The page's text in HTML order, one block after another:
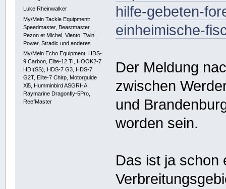
Luke Rheinwalker
My/Mein Tackle Equipment:
Speedmaster, Beastmaster,
Pezon et Michel, Viento, Twin
Power, Stradic und anderes.
My/Mein Echo Equipment: HDS-
9 Carbon, Elite-12 TI, HOOK2-7
HDI(SS), HDS-7 G3, HDS-7
G2T, Elite-7 Chirp, Motorguide
Xi5, Humminbird ASGRHA,
Raymarine Dragonfly-5Pro,
ReefMaster
hilfe-gebeten-
einheimische-
Der Meldung
zwischen
und
worden sein.
Das ist ja schon